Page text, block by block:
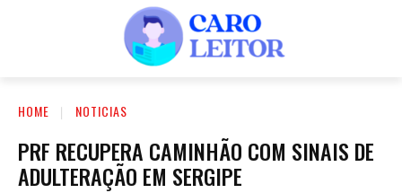
HOME NOTICIAS
PRF RECUPERA CAMINHÃO COM SINAIS DE
ADULTERAÇÃO EM SERGIPE